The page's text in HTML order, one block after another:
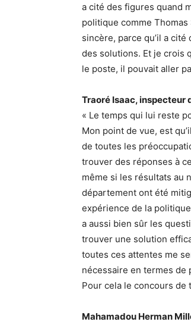
a cité des figures quand
politique comme Thomas
sincère, parce qu’il a
des solutions. Et je crois
le poste, il pouvait aller
Traoré Isaac, inspecteur
« Le temps qui lui reste
Mon point de vue, est
de toutes les
trouver des réponses à
même si les résultats au
département ont été
expérience de la
a aussi bien sûr les
trouver une solution
toutes ces attentes me
nécessaire en termes de
Pour cela le concours de
Mahamadou Herman